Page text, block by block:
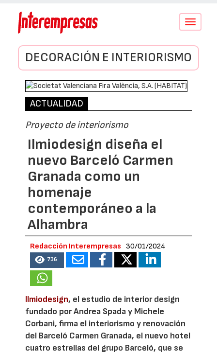
Conmutar
DECORACIÓN E INTERIORISMO
ACTUALIDAD
Proyecto de interiorismo
Ilmiodesign diseña el
nuevo Barceló Carmen
Granada como un
homenaje
contemporáneo a la
Alhambra
Redacción Interempresas 30/01/2024
736
Ilmiodesign, el estudio de interior design
fundado por Andrea Spada y Michele
Corbani, firma el interiorismo y renovación
del Barceló Carmen Granada, el nuevo hotel
cuatro estrellas del grupo Barceló, que se